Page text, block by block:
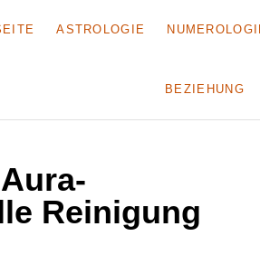
ASTROLOGIE
BEZIEHUNG
Reinigung